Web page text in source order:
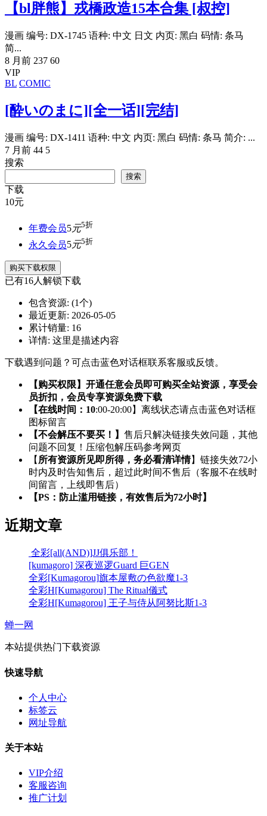
【bl胖熊】戎橋政造15本合集 [叔控]
漫画 编号: DX-1745 语种: 中文 日文 内页: 黑白 码情: 条马
简...
8 月前 237 60
VIP
BL COMIC
[酔いのまに][全一话][完结]
漫画 编号: DX-1411 语种: 中文 内页: 黑白 码情: 条马 简介: ...
7 月前 44 5
搜索
搜索
下载
10元
年费会员5元5折
永久会员5元5折
购买下载权限
已有16人解锁下载
包含资源: (1个)
最近更新: 2026-05-05
累计销量: 16
详情: 这里是描述内容
下载遇到问题？可点击蓝色对话框联系客服或反馈。
【购买权限】开通任意会员即可购买全站资源，享受会
员折扣，会员专享资源免费下载
【在线时间：10:00-20:00】离线状态请点击蓝色对话框
图标留言
【不会解压不要买！】 售后只解决链接失效问题，其他
问题不回复！压缩包解压码参考网页
【 所有资源所见即所得，务必看清详情】链接失效72小
时内及时告知售后，超过此时间不售后（客服不在线时
间留言，上线即售后）
【PS：防止滥用链接，有效售后为72小时】
近期文章
全彩[all(AND)]JJ俱乐部！
[kumagoro] 深夜巡逻Guard 巨GEN
全彩[Kumagorou]旗本屋敷の色欲魔1-3
全彩H[Kumagorou] The Ritual儀式
全彩H[Kumagorou] 王子与侍从阿努比斯1-3
蝉一网
本站提供热门下载资源
快速导航
个人中心
标签云
网址导航
关于本站
VIP介绍
客服咨询
推广计划